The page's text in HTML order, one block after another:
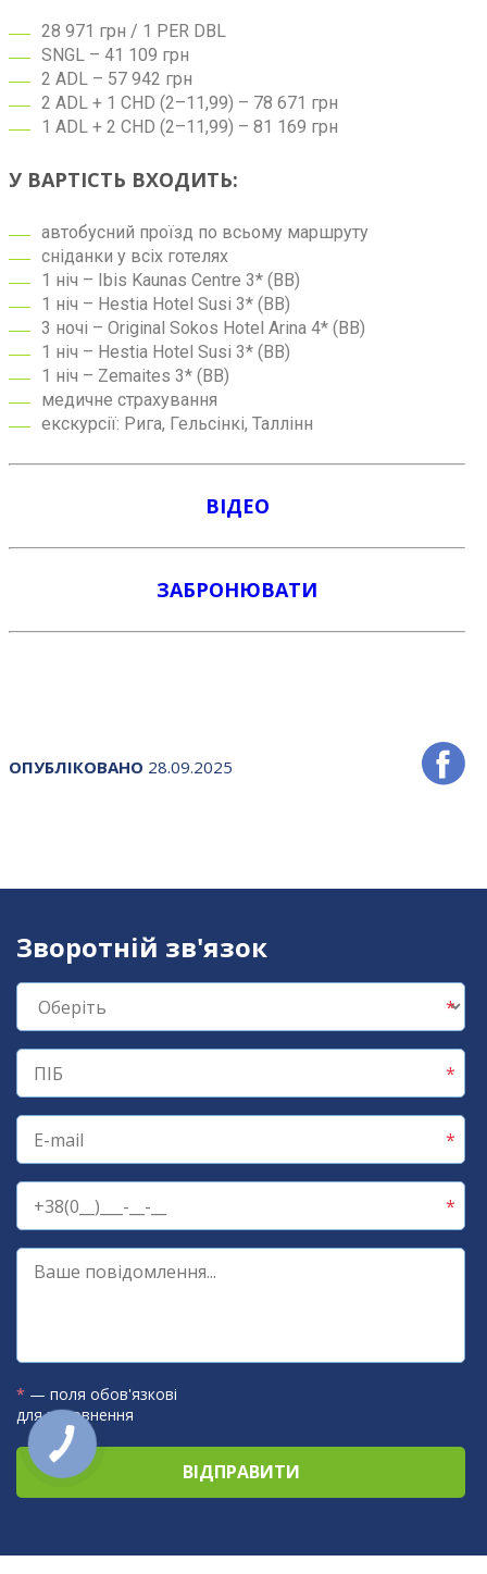
28 971 грн / 1 PER DBL
SNGL – 41 109 грн
2 ADL – 57 942 грн
2 ADL + 1 CHD (2–11,99) – 78 671 грн
1 ADL + 2 CHD (2–11,99) – 81 169 грн
У ВАРТІСТЬ ВХОДИТЬ:
автобусний проїзд по всьому маршруту
сніданки у всіх готелях
1 ніч – Ibis Kaunas Centre 3* (BB)
1 ніч – Hestia Hotel Susi 3* (BB)
3 ночі – Original Sokos Hotel Arina 4* (BB)
1 ніч – Hestia Hotel Susi 3* (BB)
1 ніч – Zemaites 3* (BB)
медичне страхування
екскурсії: Рига, Гельсінкі, Таллінн
ВІДЕО
ЗАБРОНЮВАТИ
ОПУБЛІКОВАНО 28.09.2025
Зворотній зв'язок
* — поля обов'язкові
для заповнення